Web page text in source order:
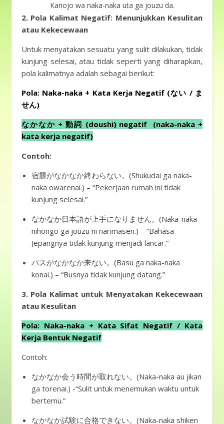
Kanojo wa naka-naka uta ga jouzu da.
2. Pola Kalimat Negatif: Menunjukkan Kesulitan
atau Kekecewaan
Untuk menyatakan sesuatu yang sulit dilakukan, tidak
kunjung selesai, atau tidak seperti yang diharapkan,
pola kalimatnya adalah sebagai berikut:
Pola: Naka-naka + Kata Kerja Negatif (ない / ま
せん)
なかなか + 動詞 (doushi) negatif (naka-naka +
kata kerja negatif)
Contoh:
宿題がなかなか終わらない。(Shukudai ga naka-
naka owarenai.) – “Pekerjaan rumah ini tidak
kunjung selesai.”
なかなか日本語が上手になりません。(Naka-naka
nihongo ga jouzu ni narimasen.) – “Bahasa
Jepangnya tidak kunjung menjadi lancar.”
バスがなかなか来ない。(Basu ga naka-naka
konai.) – “Busnya tidak kunjung datang.”
3. Pola Kalimat untuk Menyatakan Kekecewaan
atau Kesulitan
Pola: Naka-naka + Kata Sifat Negatif / Kata
Kerja Bentuk Negatif
Contoh:
なかなか会う時間が取れない。(Naka-naka au jikan
ga torenai.) -“Sulit untuk menemukan waktu untuk
bertemu.”
なかなか試験に合格できない。(Naka-naka shiken